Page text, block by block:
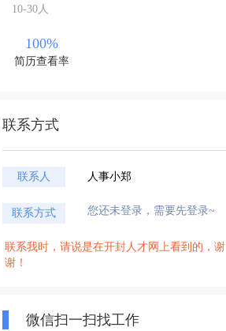
10-30人
100%
简历查看率
联系方式
联系人 人事小郑
联系方式 您还未登录，需要先登录~
联系我时，请说是在开封人才网上看到的，谢
谢！
微信扫一扫找工作